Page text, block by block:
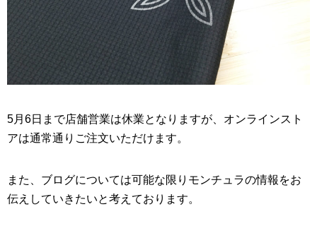
5月6日まで店舗営業は休業となりますが、オンラインスト
アは通常通りご注文いただけます。
また、ブログについては可能な限りモンチュラの情報をお
伝えしていきたいと考えております。